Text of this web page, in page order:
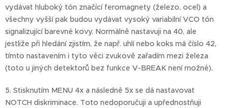
vydávat hluboký tón značící feromagnety (železo, ocel) a
všechny vyšší pak budou vydávat vysoký variabilní VCO tón
signalizující barevné kovy. Normálně nastavuji na 40, ale
jestliže při hledání zjistím, že např. uhlí nebo koks má číslo 42,
tímto nastavením i tyto věci zvukově zařadím mezi železa
(toto u jiných detektorů bez funkce V-BREAK není možné).
5. Stisknutím MENU 4x a následně 5x se dá nastavovat
NOTCH diskriminace. Toto nedoporučuji a upřednostňuji